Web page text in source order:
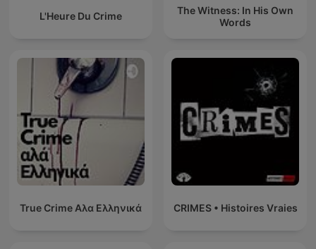
L'Heure Du Crime
The Witness: In His Own
Words
True Crime Αλα Ελληνικά CRIMES • Histoires Vraies